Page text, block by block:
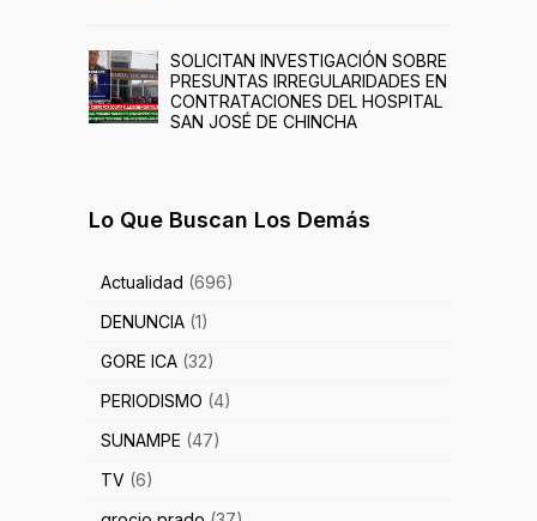
SOLICITAN INVESTIGACIÓN SOBRE
PRESUNTAS IRREGULARIDADES EN
CONTRATACIONES DEL HOSPITAL
SAN JOSÉ DE CHINCHA
Lo Que Buscan Los Demás
Actualidad (696)
DENUNCIA (1)
GORE ICA (32)
PERIODISMO (4)
SUNAMPE (47)
TV (6)